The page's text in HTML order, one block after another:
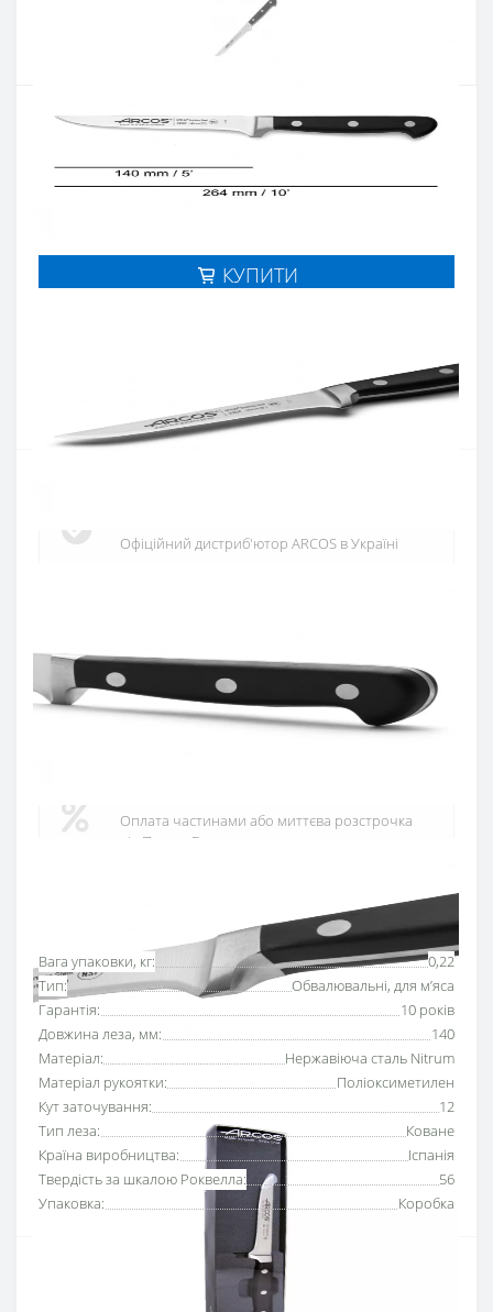
Артикул:
226200ВП
2 163 грн.
КУПИТИ
Купити
Основні характеристики Всі характеристики
Вага упаковки, кг:
0,22
Тип:
Обвалювальні, для м’яса
Гарантія:
10 років
Довжина леза, мм:
140
Матеріал:
Нержавіюча сталь Nitrum
Матеріал рукоятки:
Поліоксиметилен
Кут заточування:
12
Тип леза:
Коване
Країна виробництва:
Іспанія
Твердість за шкалою Роквелла:
56
Упаковка:
Коробка
Офіційний дистриб'ютор ARCOS в Україні
Гарантія якості
10 років гарантія на ножі
Оплата частинами або миттєва розстрочка
від ПриватБанку
Ніж для обвалки м’яса 140 мм серії «Опера» Аркос
використовують для відділення м'яса від кісток та